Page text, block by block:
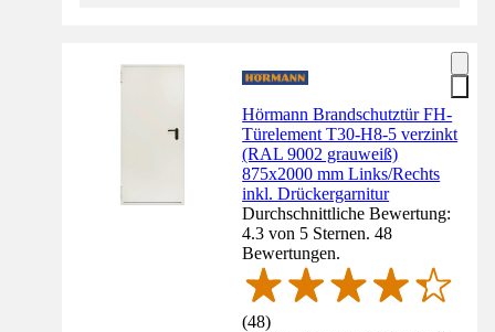
Hörmann Brandschutztür FH-
Türelement T30-H8-5 verzinkt
(RAL 9002 grauweiß)
875x2000 mm Links/Rechts
inkl. Drückergarnitur
Durchschnittliche Bewertung:
4.3 von 5 Sternen. 48
Bewertungen.
(48)